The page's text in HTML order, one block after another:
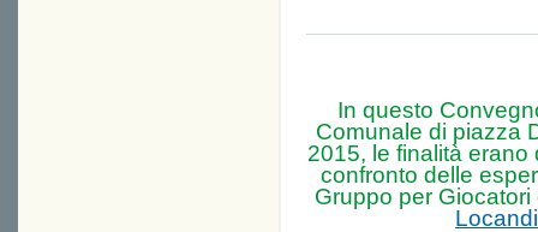
In questo
Comunale di piazza
2015, le finalità erano
confronto delle
Gruppo per Giocatori